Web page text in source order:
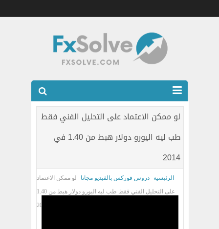
شركات الفوركس المرخصه
اتصل بنا
لو ممكن الاعتماد على التحليل الفني فقط
طب ليه اليورو دولار هبط من 1.40 في
2014
الرئيسية دروس فوركس بالفيديو مجانا
لو ممكن الاعتماد
على التحليل الفني فقط طب ليه اليورو دولار هبط من 1.40